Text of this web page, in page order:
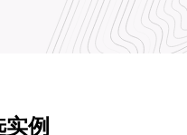
实例